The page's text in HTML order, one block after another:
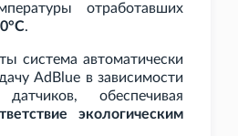
отработавших
.
система автоматически
AdBlue в зависимости
обеспечивая
экологическим